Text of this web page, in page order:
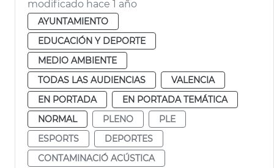
modificado hace 1 año
AYUNTAMIENTO
EDUCACIÓN Y DEPORTE
MEDIO AMBIENTE
TODAS LAS AUDIENCIAS
VALENCIA
EN PORTADA
EN PORTADA TEMÁTICA
NORMAL
PLENO
PLE
ESPORTS
DEPORTES
CONTAMINACIÓ ACÚSTICA